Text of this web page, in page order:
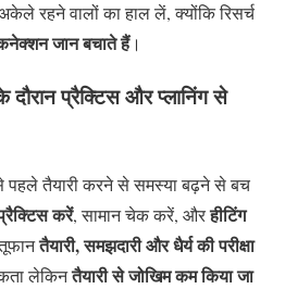
रहने वालों का हाल लें, क्योंकि रिसर्च
जान बचाते हैं।
दौरान प्रैक्टिस और प्लानिंग से
पहले तैयारी करने से समस्या बढ़ने से बच
करें, सामान चेक करें, औरहीटिंग
तूफानतैयारी, समझदारी और धैर्य की परीक्षा
लेकिनतैयारी से जोखिम कम किया जा